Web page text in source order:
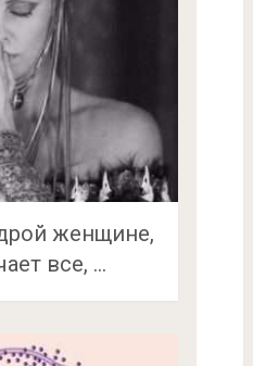
женщине,
все, …